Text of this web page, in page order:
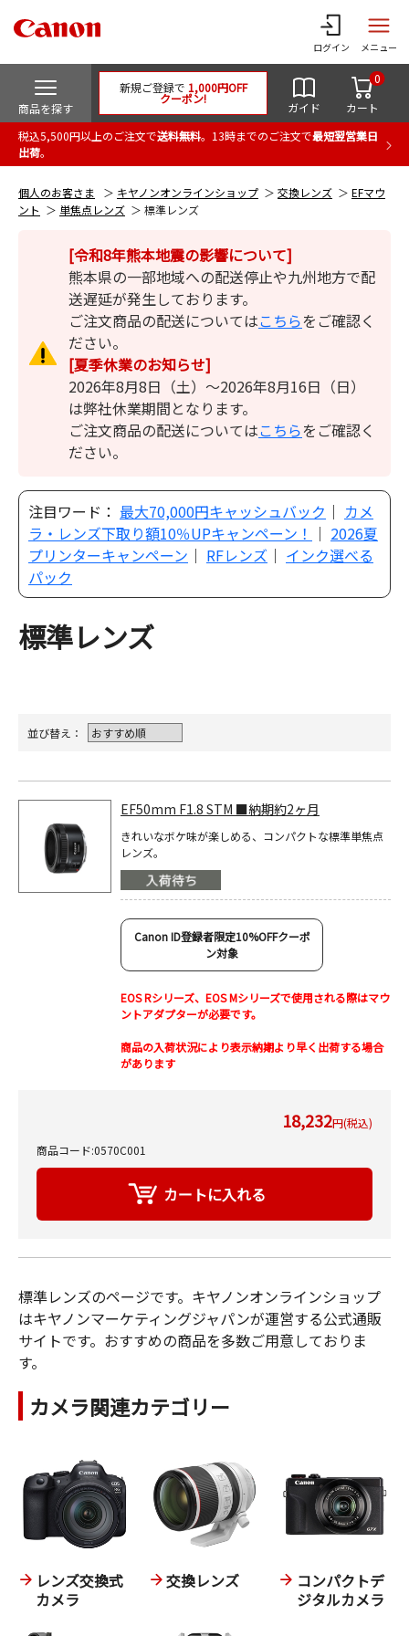
ログイン メニュー
商品を探す
新規ご登録で 1,000円OFF
クーポン!
ガイド カート
0
税込5,500円以上のご注文で送料無料。13時までのご注文で最短翌営業日
出荷。
個人のお客さま キヤノンオンラインショップ 交換レンズ
EFマウ
ント
単焦点レンズ 標準レンズ
[令和8年熊本地震の影響について]
熊本県の一部地域への配送停止や九州地方で配
送遅延が発生しております。
ご注文商品の配送についてはこちらをご確認く
ださい。
[夏季休業のお知らせ]
2026年8月8日（土）～2026年8月16日（日）
は弊社休業期間となります。
ご注文商品の配送についてはこちらをご確認く
ださい。
注目ワード： 最大70,000円キャッシュバック ｜ カメ
ラ・レンズ下取り額10％UPキャンペーン！
｜ 2026夏
プリンターキャンペーン ｜ RFレンズ ｜ インク選べる
パック
標準レンズ
並び替え：
EF50mm F1.8 STM ■納期約2ヶ月
きれいなボケ味が楽しめる、コンパクトな標準単焦点
レンズ。
Canon ID登録者限定10%OFFクーポ
ン対象
EOS Rシリーズ、EOS Mシリーズで使用される際はマウ
ントアダプターが必要です。
商品の入荷状況により表示納期より早く出荷する場合
があります
18,232円(税込)
商品コード:0570C001
標準レンズのページです。キヤノンオンラインショップ
はキヤノンマーケティングジャパンが運営する公式通販
サイトです。おすすめの商品を多数ご用意しておりま
す。
カメラ関連カテゴリー
レンズ交換式
カメラ
交換レンズ
コンパクトデ
ジタルカメラ